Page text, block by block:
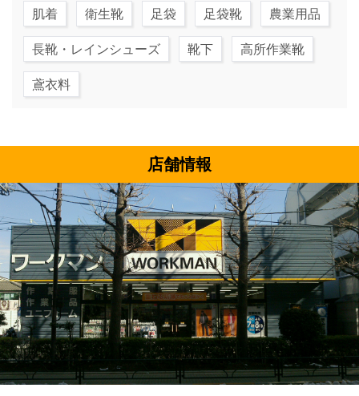
肌着 衛生靴 足袋 足袋靴 農業用品
長靴・レインシューズ 靴下 高所作業靴
鳶衣料
店舗情報